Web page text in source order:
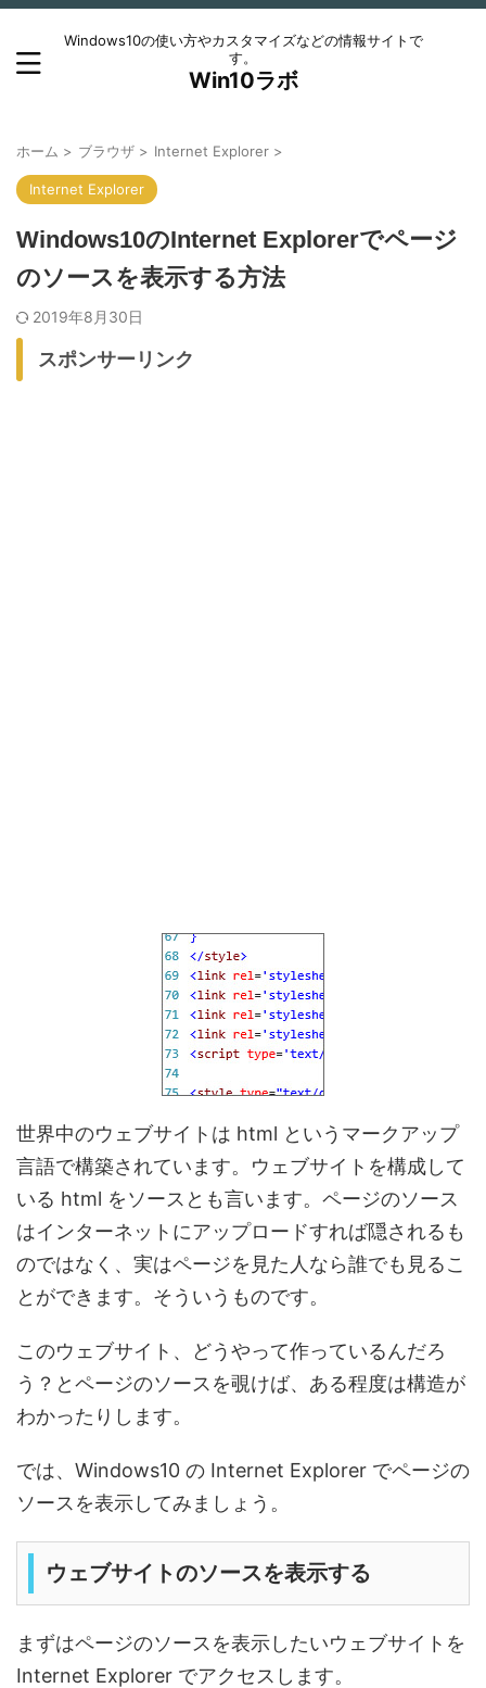
Windows10の使い方やカスタマイズなどの情報サイトで
す。
Win10ラボ
ホーム > ブラウザ > Internet Explorer >
Internet Explorer
Windows10のInternet Explorerでページ
のソースを表示する方法
2019年8月30日
スポンサーリンク
世界中のウェブサイトは html というマークアップ
言語で構築されています。ウェブサイトを構成して
いる html をソースとも言います。ページのソース
はインターネットにアップロードすれば隠されるも
のではなく、実はページを見た人なら誰でも見るこ
とができます。そういうものです。
このウェブサイト、どうやって作っているんだろ
う？とページのソースを覗けば、ある程度は構造が
わかったりします。
では、Windows10 の Internet Explorer でページの
ソースを表示してみましょう。
ウェブサイトのソースを表示する
まずはページのソースを表示したいウェブサイトを
Internet Explorer でアクセスします。